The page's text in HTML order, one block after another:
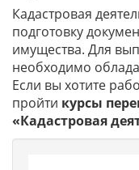
Кадастровая
подготовку
имущества. Для
необходимо
Если вы хотите
пройти курсы
«Кадастровая